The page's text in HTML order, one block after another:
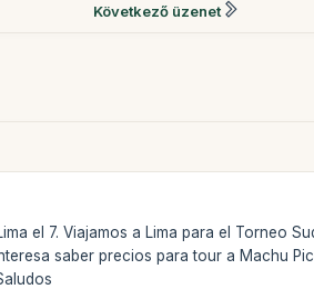
Következő üzenet
el 7. Viajamos a Lima para el Torneo
saber precios para tour a Machu